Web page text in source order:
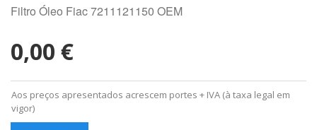
Filtro Óleo Fiac 7211121150 OEM
0,00 €
Aos preços apresentados acrescem portes + IVA (à taxa legal em
vigor)